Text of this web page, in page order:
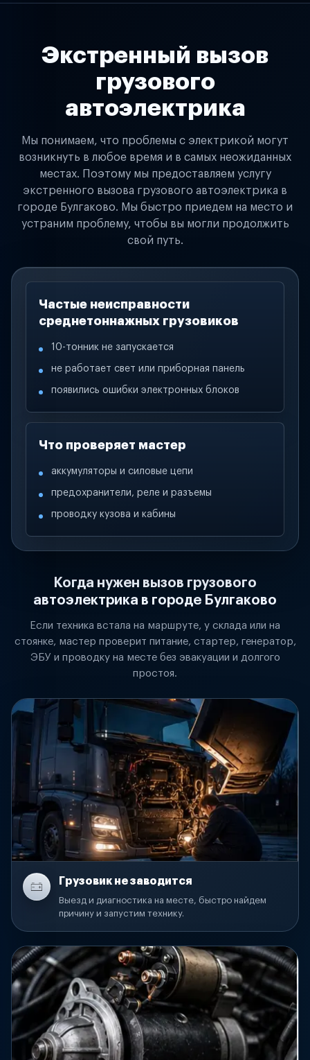
Экстренный вызов
грузового
автоэлектрика
Мы понимаем, что проблемы с электрикой могут
возникнуть в любое время и в самых неожиданных
местах. Поэтому мы предоставляем услугу
экстренного вызова грузового автоэлектрика в
городе Булгаково. Мы быстро приедем на место и
устраним проблему, чтобы вы могли продолжить
свой путь.
Частые неисправности
среднетоннажных грузовиков
10-тонник не запускается
не работает свет или приборная панель
появились ошибки электронных блоков
Что проверяет мастер
аккумуляторы и силовые цепи
предохранители, реле и разъемы
проводку кузова и кабины
Когда нужен вызов грузового
автоэлектрика в городе Булгаково
Если техника встала на маршруте, у склада или на
стоянке, мастер проверит питание, стартер, генератор,
ЭБУ и проводку на месте без эвакуации и долгого
простоя.
Грузовик не заводится
Выезд и диагностика на месте, быстро найдем
причину и запустим технику.